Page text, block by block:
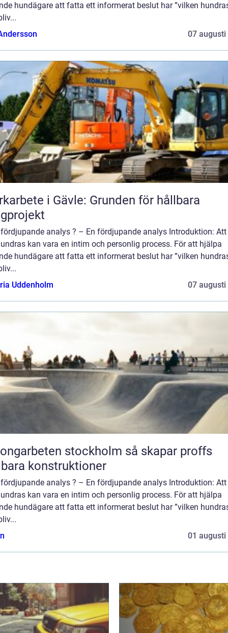
hundägare att fatta ett informerat beslut har ”vilken
07 augusti
i Gävle: Grunden för hållbara
analys ? – En fördjupande analys Introduktion:
kan vara en intim och personlig process. För att hjälpa
hundägare att fatta ett informerat beslut har ”vilken
Uddenholm
07 augusti
stockholm så skapar proffs
konstruktioner
analys ? – En fördjupande analys Introduktion:
kan vara en intim och personlig process. För att hjälpa
hundägare att fatta ett informerat beslut har ”vilken
01 augusti